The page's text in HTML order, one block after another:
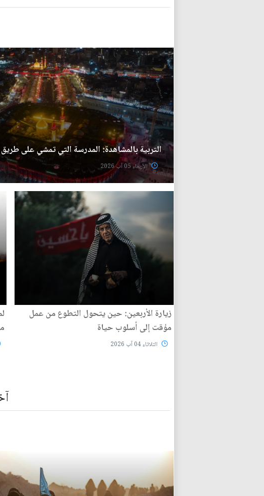
التربية بالمشاهدة: المدرسة التي تمشي على طريق
الأربعاء 05 آب 2026
زيارة الأربعين: حين يتحول التطوع من عمل
مؤقت إلى أسلوب حياة
الثلاثاء 04 آب 2026